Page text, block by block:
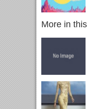
More in